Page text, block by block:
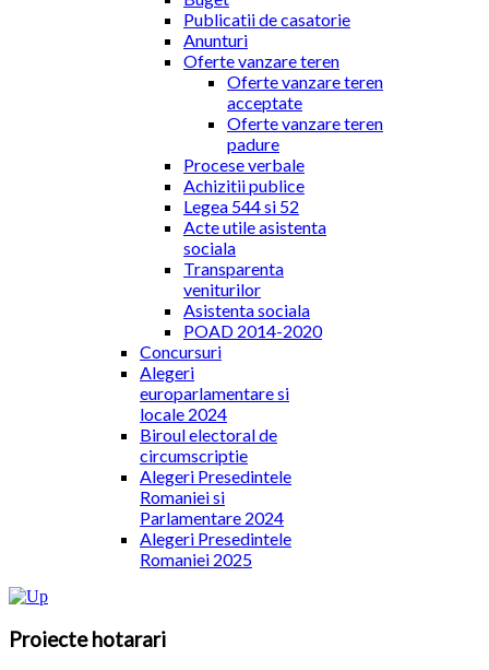
Publicatii de casatorie
Anunturi
Oferte vanzare teren
Oferte vanzare teren
acceptate
Oferte vanzare teren
padure
Procese verbale
Achizitii publice
Legea 544 si 52
Acte utile asistenta
sociala
Transparenta
veniturilor
Asistenta sociala
POAD 2014-2020
Concursuri
Alegeri
europarlamentare si
locale 2024
Biroul electoral de
circumscriptie
Alegeri Presedintele
Romaniei si
Parlamentare 2024
Alegeri Presedintele
Romaniei 2025
Proiecte hotarari